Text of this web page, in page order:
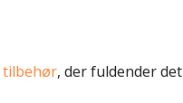
tilbehør, der fuldender det